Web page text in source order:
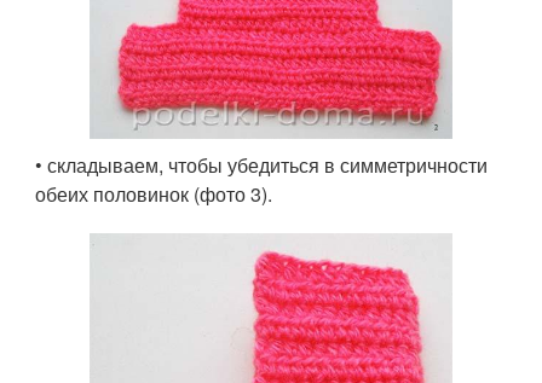
• складываем, чтобы убедиться в симметричности
обеих половинок (фото 3).